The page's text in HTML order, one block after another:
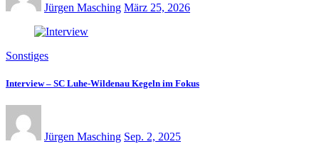
Jürgen Masching März 25, 2026
Sonstiges
Interview – SC Luhe-Wildenau Kegeln im Fokus
Jürgen Masching Sep. 2, 2025